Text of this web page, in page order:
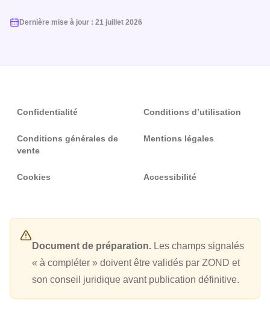
Dernière mise à jour : 21 juillet 2026
Confidentialité Conditions d’utilisation
Conditions générales de
vente
Mentions légales
Cookies Accessibilité
Document de préparation. Les champs signalés
« à compléter » doivent être validés par ZOND et
son conseil juridique avant publication définitive.